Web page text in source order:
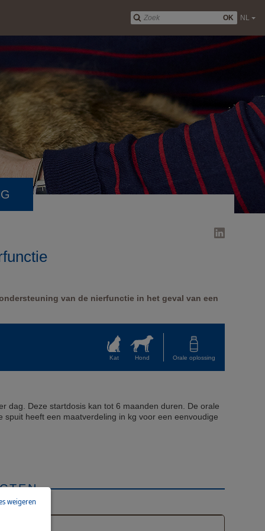
OK NL
van de nierfunctie in het geval van een
Kat Hond Orale oplossing
dag. Deze startdosis kan tot 6 maanden duren. De orale
heeft een maatverdeling in kg voor een eenvoudige
weigeren